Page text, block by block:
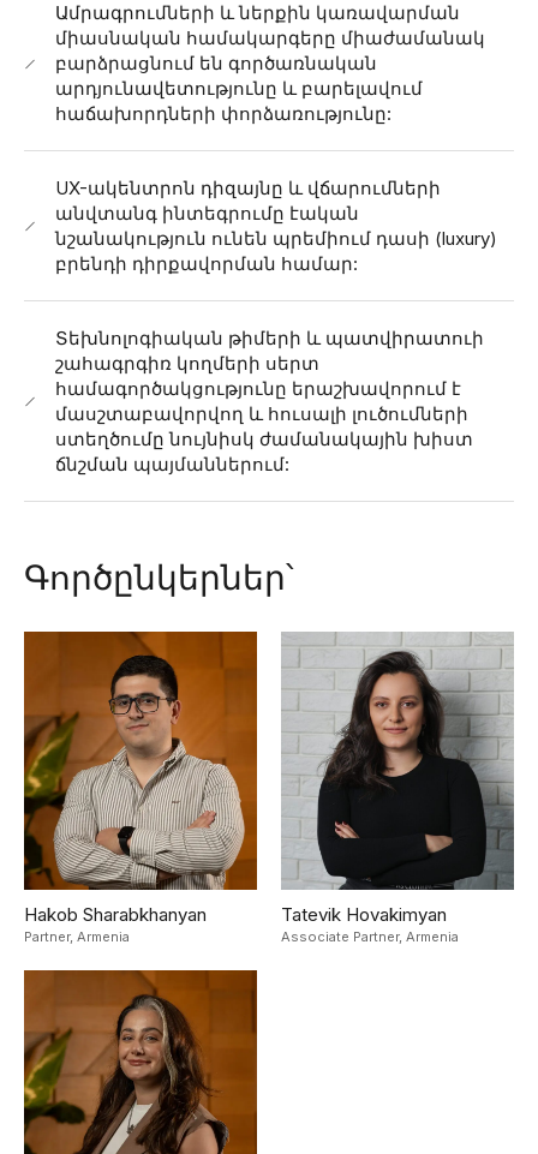
Ամրագրումների և ներքին կառավարման
միասնական համակարգերը միաժամանակ
բարձրացնում են գործառնական
արդյունավետությունը և բարելավում
հաճախորդների փորձառությունը:
UX-ակենտրոն դիզայնը և վճարումների
անվտանգ ինտեգրումը էական
նշանակություն ունեն պրեմիում դասի (luxury)
բրենդի դիրքավորման համար:
Տեխնոլոգիական թիմերի և պատվիրատուի
շահագրգիռ կողմերի սերտ
համագործակցությունը երաշխավորում է
մասշտաբավորվող և հուսալի լուծումների
ստեղծումը նույնիսկ ժամանակային խիստ
ճնշման պայմաններում:
Գործընկերներ՝
Hakob Sharabkhanyan
Partner, Armenia
Tatevik Hovakimyan
Associate Partner, Armenia